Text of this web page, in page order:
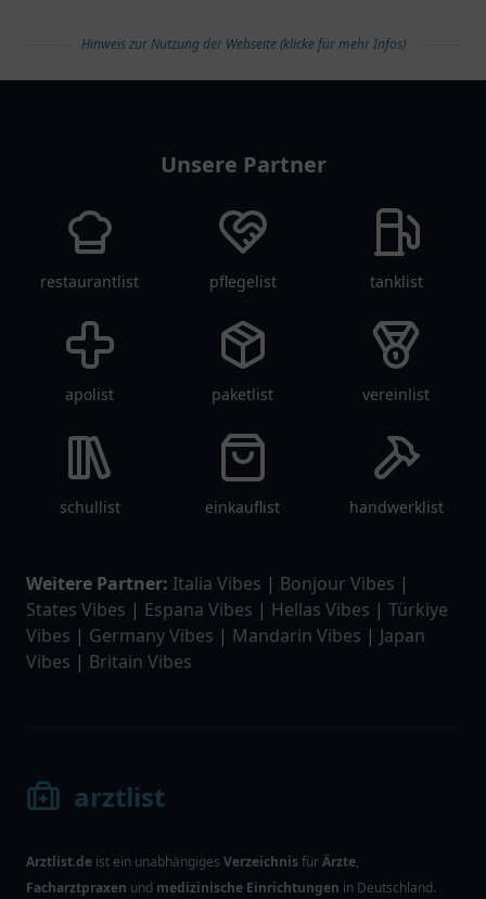
Hinweis zur Nutzung der Webseite (klicke für mehr Infos)
Unsere Partner
restaurantlist pflegelist tanklist
apolist paketlist vereinlist
schullist einkauflist handwerklist
Weitere Partner: Italia Vibes | Bonjour Vibes |
States Vibes | Espana Vibes | Hellas Vibes | Türkiye
Vibes | Germany Vibes | Mandarin Vibes | Japan
Vibes | Britain Vibes
arztlist
Arztlist.de ist ein unabhängiges VerzeichnisfürÄrzte,
Facharztpraxen und medizinische Einrichtungen in Deutschland.